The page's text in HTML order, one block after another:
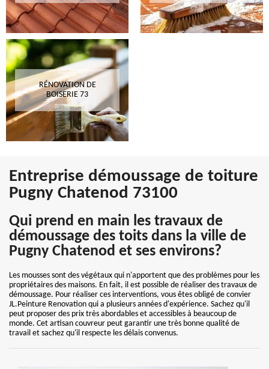
RÉNOVATION DE
BOISERIE 73
Entreprise démoussage de toiture
Pugny Chatenod 73100
Qui prend en main les travaux de
démoussage des toits dans la ville de
Pugny Chatenod et ses environs?
Les mousses sont des végétaux qui n'apportent que des problèmes pour les
propriétaires des maisons. En fait, il est possible de réaliser des travaux de
démoussage. Pour réaliser ces interventions, vous êtes obligé de convier
JL.Peinture Renovation qui a plusieurs années d'expérience. Sachez qu'il
peut proposer des prix très abordables et accessibles à beaucoup de
monde. Cet artisan couvreur peut garantir une très bonne qualité de
travail et sachez qu'il respecte les délais convenus.